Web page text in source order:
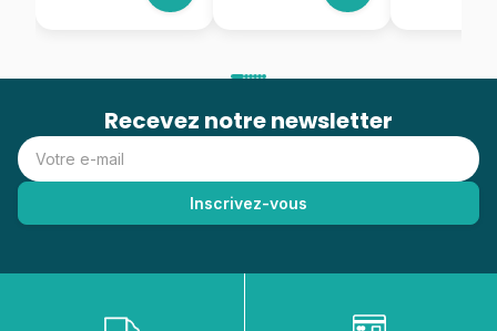
Recevez notre newsletter